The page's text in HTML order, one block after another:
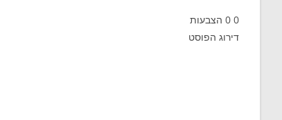
0
0 הצבעות
דירוג הפוסט